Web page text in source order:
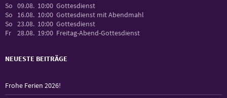
So 09.08. 10:00 Gottesdienst
So
16.08. 10:00 Gottesdienst mit Abendmahl
So 23.08. 10:00 Gottesdienst
Fr
28.08. 19:00 Freitag-Abend-Gottesdienst
NEUESTE BEITRÄGE
Frohe Ferien 2026!